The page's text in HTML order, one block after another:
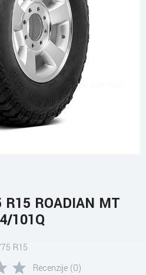
ROADIAN MT
101Q
R15
Recenzije (0)